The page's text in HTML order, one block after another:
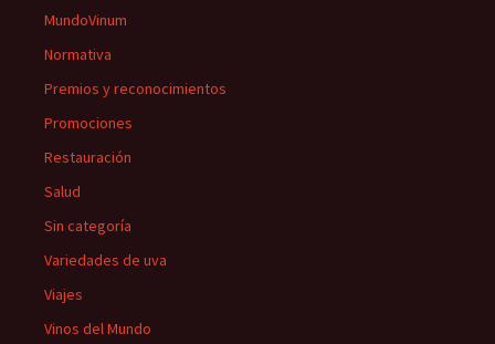
MundoVinum
Normativa
Premios y reconocimientos
Promociones
Restauración
Salud
Sin categoría
Variedades de uva
Viajes
Vinos del Mundo